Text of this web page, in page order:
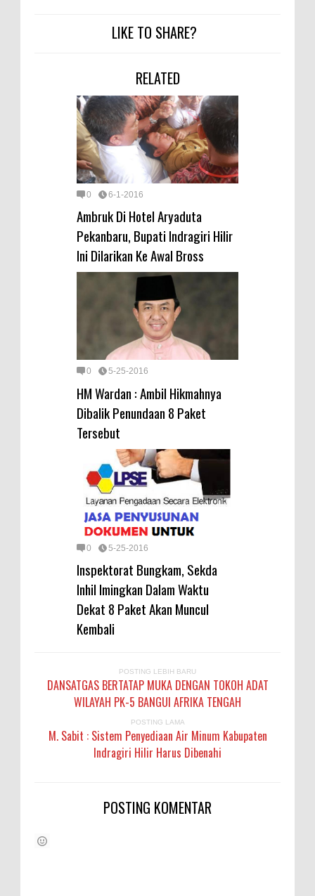
LIKE TO SHARE?
RELATED
0 6-1-2016
Ambruk Di Hotel Aryaduta
Pekanbaru, Bupati Indragiri Hilir
Ini Dilarikan Ke Awal Bross
0 5-25-2016
HM Wardan : Ambil Hikmahnya
Dibalik Penundaan 8 Paket
Tersebut
0 5-25-2016
Inspektorat Bungkam, Sekda
Inhil Imingkan Dalam Waktu
Dekat 8 Paket Akan Muncul
Kembali
POSTING LEBIH BARU
DANSATGAS BERTATAP MUKA DENGAN TOKOH ADAT
WILAYAH PK-5 BANGUI AFRIKA TENGAH
POSTING LAMA
M. Sabit : Sistem Penyediaan Air Minum Kabupaten
Indragiri Hilir Harus Dibenahi
POSTING KOMENTAR